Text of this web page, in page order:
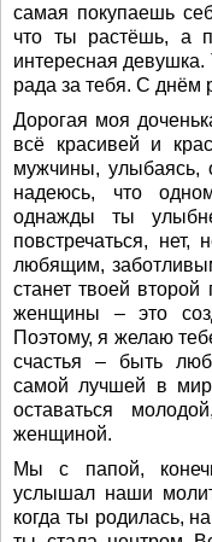
самая покупаешь
что ты растёшь, а
интересная
рада за тебя. С днём
Дорогая моя
всё красивей и
мужчины, улыбаясь,
надеюсь, что
однажды ты
повстречаться,
любящим,
станет твоей
женщины – это
Поэтому, я желаю
счастья – быть
самой лучшей в
оставаться
женщиной.
Мы с папой,
услышал наши
когда ты родилась,